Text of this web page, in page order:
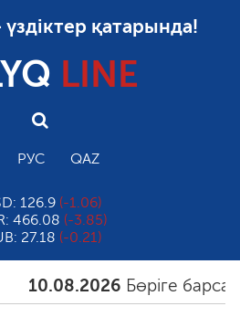
қатарында!
LINE
РУС QAZ
126.9 (-1.06)
466.08 (-3.85)
27.18 (-0.21)
10.08.2026 Бөріге барсаң,